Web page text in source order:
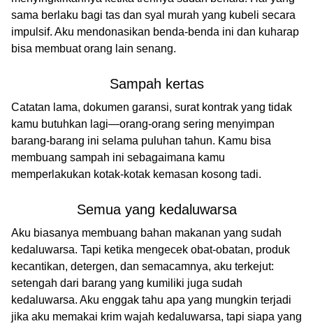
sama berlaku bagi tas dan syal murah yang kubeli secara
impulsif. Aku mendonasikan benda-benda ini dan kuharap
bisa membuat orang lain senang.
Sampah kertas
Catatan lama, dokumen garansi, surat kontrak yang tidak
kamu butuhkan lagi—orang-orang sering menyimpan
barang-barang ini selama puluhan tahun. Kamu bisa
membuang sampah ini sebagaimana kamu
memperlakukan kotak-kotak kemasan kosong tadi.
Semua yang kedaluwarsa
Aku biasanya membuang bahan makanan yang sudah
kedaluwarsa. Tapi ketika mengecek obat-obatan, produk
kecantikan, detergen, dan semacamnya, aku terkejut:
setengah dari barang yang kumiliki juga sudah
kedaluwarsa. Aku enggak tahu apa yang mungkin terjadi
jika aku memakai krim wajah kedaluwarsa, tapi siapa yang